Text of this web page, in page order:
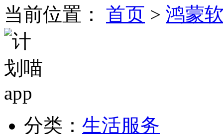
当前位置： 首页 > 鸿蒙
分类： 生活服务